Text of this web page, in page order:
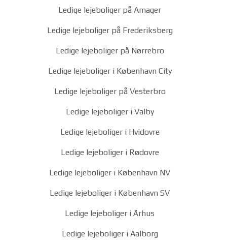
Ledige lejeboliger på Amager
Ledige lejeboliger på Frederiksberg
Ledige lejeboliger på Nørrebro
Ledige lejeboliger i København City
Ledige lejeboliger på Vesterbro
Ledige lejeboliger i Valby
Ledige lejeboliger i Hvidovre
Ledige lejeboliger i Rødovre
Ledige lejeboliger i København NV
Ledige lejeboliger i København SV
Ledige lejeboliger i Århus
Ledige lejeboliger i Aalborg